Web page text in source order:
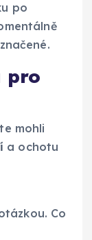
po
pro
mohli
a ochotu
Co